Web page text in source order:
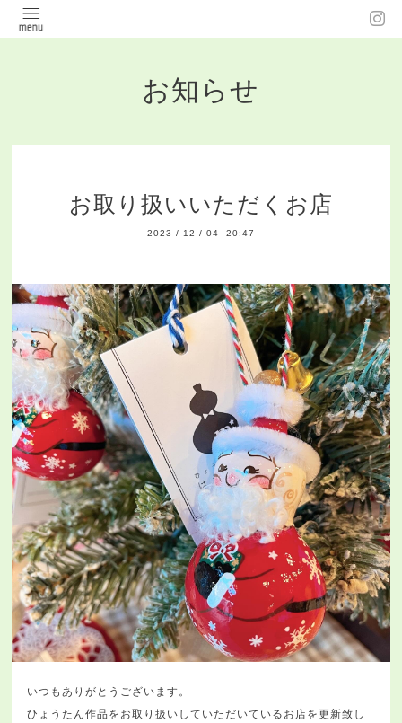
お知らせ
お取り扱いいただくお店
2023 / 12 / 04 20:47
いつもありがとうございます。
ひょうたん作品をお取り扱いしていただいているお店を更新致し